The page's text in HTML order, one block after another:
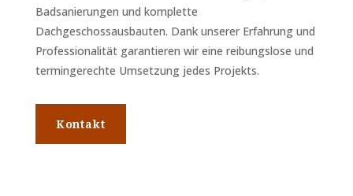
Badsanierungen und komplette
Dachgeschossausbauten. Dank unserer Erfahrung und
Professionalität garantieren wir eine reibungslose und
termingerechte Umsetzung jedes Projekts.
Kontakt